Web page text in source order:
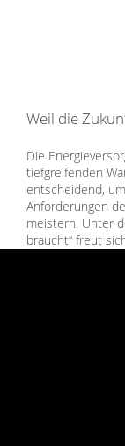
Weil die
Die
tiefgreifenden
entscheidend,
Anforderungen
meistern. Unter
braucht“ freut